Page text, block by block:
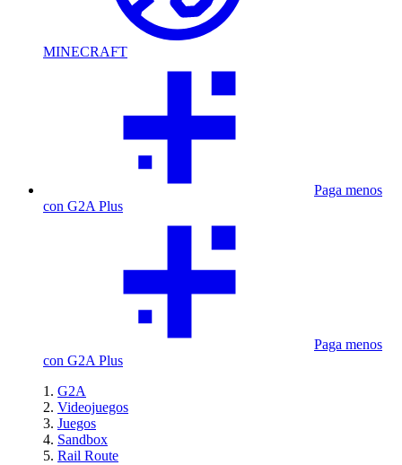
MINECRAFT
Paga menos
con G2A Plus
Paga menos
con G2A Plus
G2A
Videojuegos
Juegos
Sandbox
Rail Route